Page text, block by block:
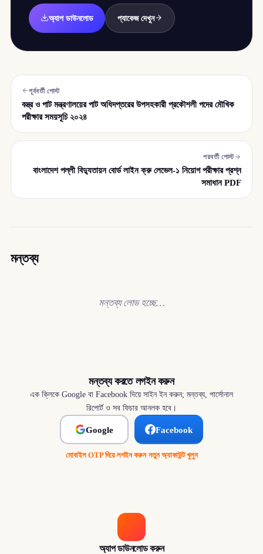
অ্যাপ ডাউনলোড প্যাকেজ দেখুন
পূর্ববর্তী পোস্ট
বস্ত্র ও পাট মন্ত্রণালয়ের পাট অধিদপ্তরের উপসহকারী প্রকৌশলী পদের মৌখিক
পরীক্ষার সময়সূচি ২০২৪
পরবর্তী পোস্ট
বাংলাদেশ পল্লী বিদ্যুতায়ন বোর্ড লাইন ক্রু লেভেল-১ নিয়োগ পরীক্ষার প্রশ্ন
সমাধান PDF
মন্তব্য
মন্তব্য লোড হচ্ছে…
মন্তব্য করতে লগইন করুন
এক ক্লিকে Google বা Facebook দিয়ে সাইন ইন করুন; মন্তব্য, পার্সোনাল
রিপোর্ট ও সব ফিচার আনলক হবে।
Google Facebook
মোবাইল OTP দিয়ে লগইন করুন·নতুন অ্যাকাউন্ট খুলুন
অ্যাপ ডাউনলোড করুন